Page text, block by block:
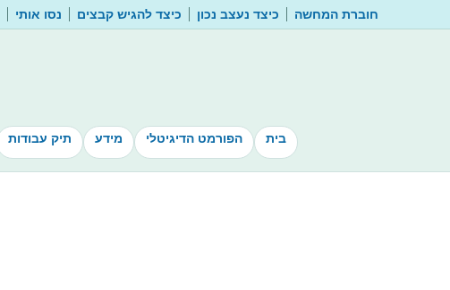
חוברת המחשה כיצד נעצב נכון כיצד להגיש קבצים נסו אותי
בית הפורמט הדיגיטלי מידע תיק עבודות